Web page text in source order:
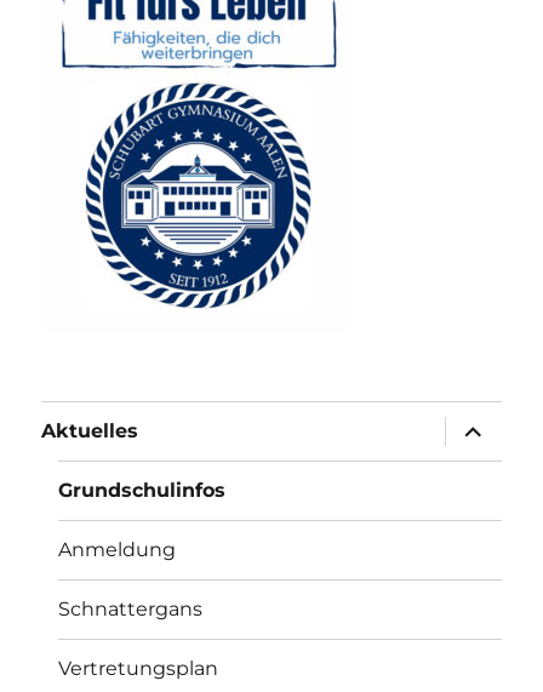
Aktuelles
anzeigen
Grundschulinfos
Anmeldung
Schnattergans
Vertretungsplan